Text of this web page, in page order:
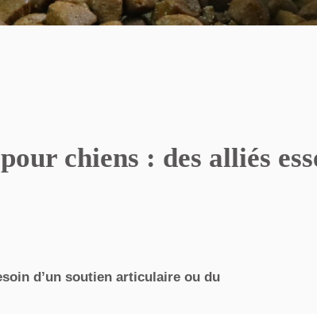
chiens : des alliés
d’un soutien articulaire ou du